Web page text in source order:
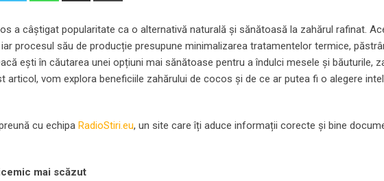
a câștigat popularitate ca o alternativă naturală și sănătoasă la zahărul rafinat.
procesul său de producție presupune minimalizarea tratamentelor termice,
ești în căutarea unei opțiuni mai sănătoase pentru a îndulci mesele și băuturile,
articol, vom explora beneficiile zahărului de cocos și de ce ar putea fi o alegere
cu echipa RadioStiri.eu, un site care îți aduce informații corecte și bine
mai scăzut